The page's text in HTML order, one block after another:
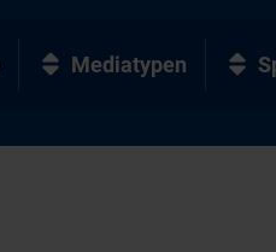
Mediatypen